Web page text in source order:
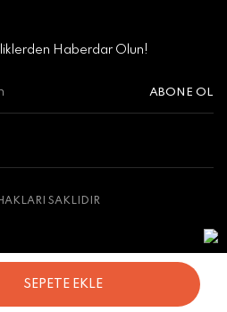
SEPETE EKLE
Haberdar Olun!
ABONE OL
SAKLIDIR